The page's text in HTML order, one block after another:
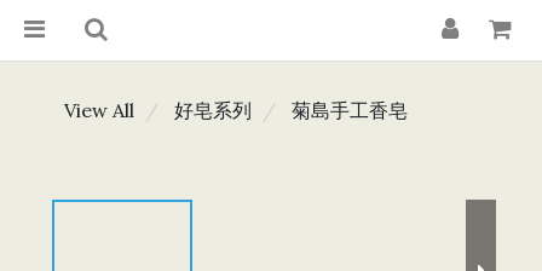
View All 好皂系列 菊島手工香皂